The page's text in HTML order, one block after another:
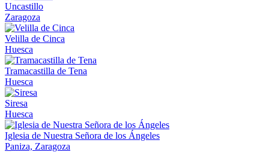
Uncastillo
Zaragoza
Velilla de Cinca
Huesca
Tramacastilla de Tena
Huesca
Siresa
Huesca
Iglesia de Nuestra Señora de los Ángeles
Paniza, Zaragoza